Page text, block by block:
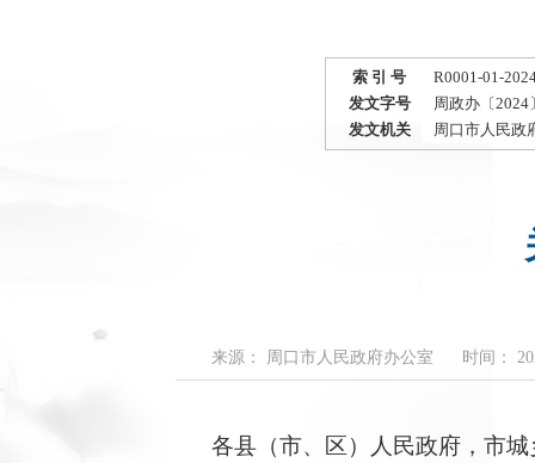
索 引 号
R0001-01-
发文字号
周政办〔2024
发文机关
周口市人民政
来源： 周口市人民政府办公室 时间：
各县（市、区）人民政府，市